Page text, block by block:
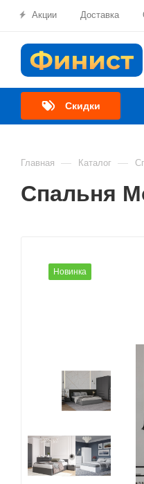
Акции Доставка
Скидки
Главная — Каталог —
Спальня
Новинка